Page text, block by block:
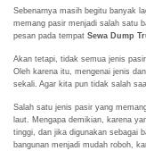
Sebenarnya masih begitu banyak
memang pasir menjadi salah satu
pesan pada tempat Sewa Dump
Akan tetapi, tidak semua jenis
Oleh karena itu, mengenai jenis
sekali. Agar kita pun tidak salah
Salah satu jenis pasir yang
laut. Mengapa demikian, karena
tinggi, dan jika digunakan sebagai
bangunan menjadi mudah roboh,